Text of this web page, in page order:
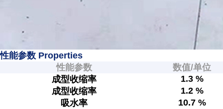
性能参数 Properties
性能参数
数值/单位
成型收缩率
1.3 %
成型收缩率
1.2 %
吸水率
10.7 %